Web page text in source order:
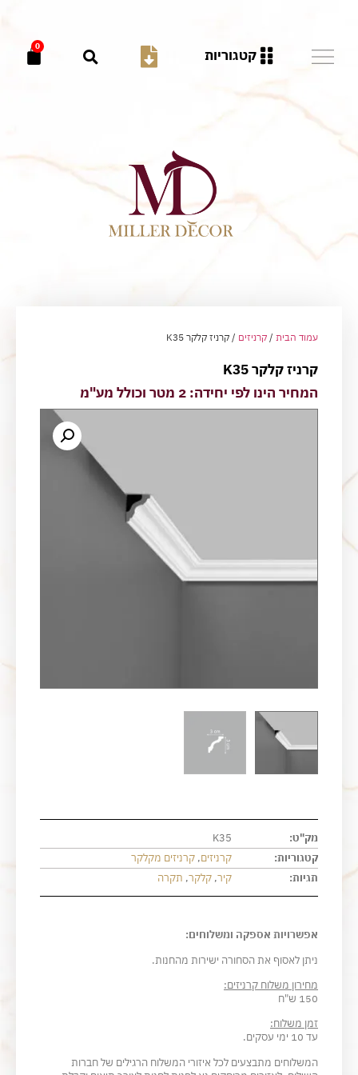
קטגוריות
0
עמוד הבית / קרניזים / קרניז קלקר K35
קרניז קלקר K35
המחיר הינו לפי יחידה: 2 מטר וכולל מע"מ
מק"ט:
K35
קטגוריות:
קרניזים, קרניזים מקלקר
תגיות:
קיר, קלקר, תקרה
אפשרויות אספקה ומשלוחים:
ניתן לאסוף את הסחורה ישירות מהחנות.
מחירון משלוח קרניזים:
150 ש"ח
זמן משלוח:
עד 10 ימי עסקים.
המשלוחים מתבצעים לכל איזורי המשלוח הרגילים של חברות